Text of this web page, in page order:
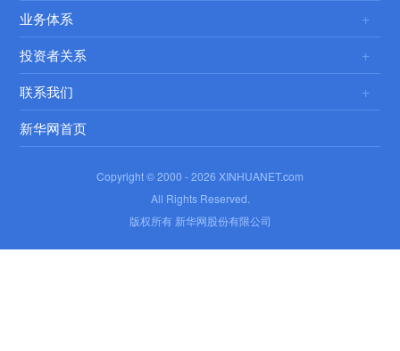
业务体系
投资者关系
联系我们
新华网首页
Copyright © 2000 -2026 XINHUANET.com
All Rights Reserved.
版权所有 新华网股份有限公司